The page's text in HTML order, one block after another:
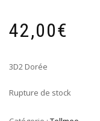
42,00€
3D2 Dorée
Rupture de stock